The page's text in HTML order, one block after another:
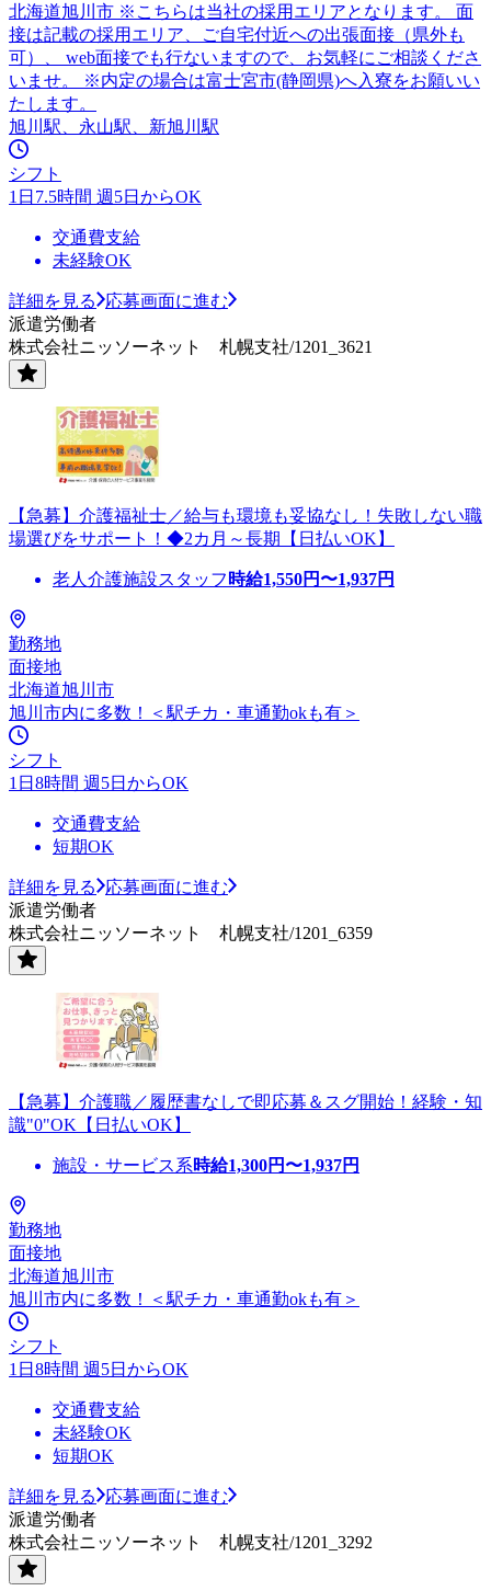
北海道旭川市 ※こちらは当社の採用エリアとなります。 面
接は記載の採用エリア、ご自宅付近への出張面接（県外も
可）、 web面接でも行ないますので、お気軽にご相談くださ
いませ。 ※内定の場合は富士宮市(静岡県)へ入寮をお願いい
たします。
旭川駅、永山駅、新旭川駅
シフト
1日7.5時間 週5日からOK
交通費支給
未経験OK
詳細を見る
応募画面に進む
派遣労働者
株式会社ニッソーネット 札幌支社/1201_3621
【急募】介護福祉士／給与も環境も妥協なし！失敗しない職
場選びをサポート！◆2カ月～長期【日払いOK】
老人介護施設スタッフ 時給1,550円〜1,937円
勤務地
面接地
北海道旭川市
旭川市内に多数！＜駅チカ・車通勤okも有＞
シフト
1日8時間 週5日からOK
交通費支給
短期OK
詳細を見る
応募画面に進む
派遣労働者
株式会社ニッソーネット 札幌支社/1201_6359
【急募】介護職／履歴書なしで即応募＆スグ開始！経験・知
識"0"OK【日払いOK】
施設・サービス系時給1,300円〜1,937円
勤務地
面接地
北海道旭川市
旭川市内に多数！＜駅チカ・車通勤okも有＞
シフト
1日8時間 週5日からOK
交通費支給
未経験OK
短期OK
詳細を見る
応募画面に進む
派遣労働者
株式会社ニッソーネット 札幌支社/1201_3292